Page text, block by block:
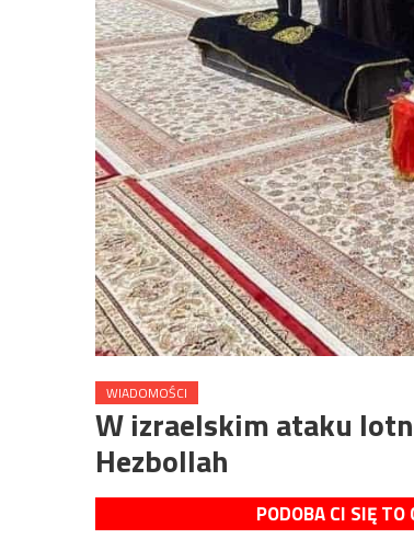
WIADOMOŚCI
W izraelskim ataku
Hezbollah
PODOBA CI SIĘ